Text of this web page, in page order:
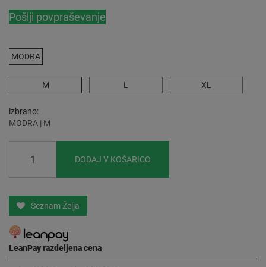
Pošlji povpraševanje
MODRA
M L XL
izbrano
MODRA | M
DODAJ V KOŠARICO
Seznam Želja
LeanPay razdeljena cena